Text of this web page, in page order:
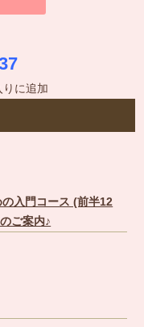
りに追加
入門コース (前半12
ご案内♪